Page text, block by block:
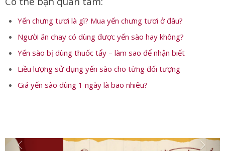
Có thể bạn quan tâm:
Yến chưng tươi là gì? Mua yến chưng tươi ở đâu?
Người ăn chay có dùng được yến sào hay không?
Yến sào bị dùng thuốc tẩy – làm sao để nhận biết